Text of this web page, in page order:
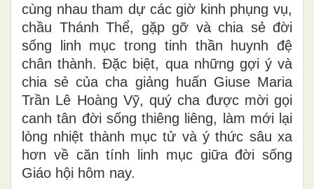
cùng nhau tham dự các giờ kinh phụng vụ,
chầu Thánh Thể, gặp gỡ và chia sẻ đời
sống linh mục trong tinh thần huynh đệ
chân thành. Đặc biệt, qua những gợi ý và
chia sẻ của cha giảng huấn Giuse Maria
Trần Lê Hoàng Vỹ, quý cha được mời gọi
canh tân đời sống thiêng liêng, làm mới lại
lòng nhiệt thành mục tử và ý thức sâu xa
hơn về căn tính linh mục giữa đời sống
Giáo hội hôm nay.